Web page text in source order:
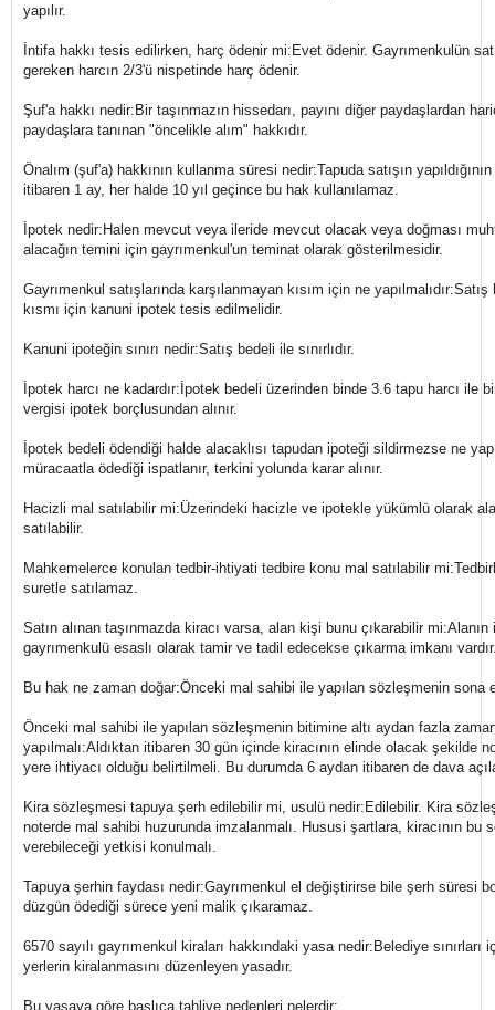
yapılır.
İntifa hakkı tesis edilirken, harç ödenir mi:Evet ödenir. Gayrımenkulün
gereken harcın 2/3'ü nispetinde harç ödenir.
Şuf'a hakkı nedir:Bir taşınmazın hissedarı, payını diğer paydaşlardan
paydaşlara tanınan "öncelikle alım" hakkıdır.
Önalım (şuf'a) hakkının kullanma süresi nedir:Tapuda satışın
itibaren 1 ay, her halde 10 yıl geçince bu hak kullanılamaz.
İpotek nedir:Halen mevcut veya ileride mevcut olacak veya doğması
alacağın temini için gayrımenkul'un teminat olarak gösterilmesidir.
Gayrımenkul satışlarında karşılanmayan kısım için ne
kısmı için kanuni ipotek tesis edilmelidir.
Kanuni ipoteğin sınırı nedir:Satış bedeli ile sınırlıdır.
İpotek harcı ne kadardır:İpotek bedeli üzerinden binde 3.6 tapu harcı ile
vergisi ipotek borçlusundan alınır.
İpotek bedeli ödendiği halde alacaklısı tapudan ipoteği sildirmezse ne
müracaatla ödediği ispatlanır, terkini yolunda karar alınır.
Hacizli mal satılabilir mi:Üzerindeki hacizle ve ipotekle yükümlü olarak
satılabilir.
Mahkemelerce konulan tedbir-ihtiyati tedbire konu mal satılabilir
suretle satılamaz.
Satın alınan taşınmazda kiracı varsa, alan kişi bunu çıkarabilir
gayrımenkulü esaslı olarak tamir ve tadil edecekse çıkarma imkanı
Bu hak ne zaman doğar:Önceki mal sahibi ile yapılan sözleşmenin sona
Önceki mal sahibi ile yapılan sözleşmenin bitimine altı aydan fazla
yapılmalı:Aldıktan itibaren 30 gün içinde kiracının elinde olacak şekilde
yere ihtiyacı olduğu belirtilmeli. Bu durumda 6 aydan itibaren de dava
Kira sözleşmesi tapuya şerh edilebilir mi, usulü nedir:Edilebilir. Kira
noterde mal sahibi huzurunda imzalanmalı. Hususi şartlara, kiracının bu
verebileceği yetkisi konulmalı.
Tapuya şerhin faydası nedir:Gayrımenkul el değiştirirse bile şerh süresi
düzgün ödediği sürece yeni malik çıkaramaz.
6570 sayılı gayrımenkul kiraları hakkındaki yasa nedir:Belediye sınırları
yerlerin kiralanmasını düzenleyen yasadır.
Bu yasaya göre başlıca tahliye nedenleri nelerdir: